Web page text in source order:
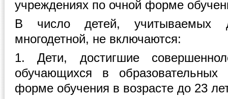
учреждениях по очной форме
В число детей, учитываемых
многодетной, не включаются:
1. Дети, достигшие
обучающихся в
форме обучения в возрасте до 23